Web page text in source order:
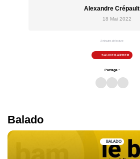
Alexandre Crépault
18 Mai 2022
2 minutes de lecture
SAUVEGARDER
Partage :
Balado
BALADO